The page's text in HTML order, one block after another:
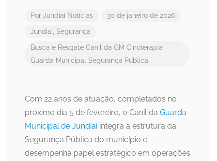
Por Jundiaí Notícias 30 de janeiro de 2026
Jundiaí, Segurança
Busca e Resgate Canil da GM Cinoterapia
Guarda Municipal Segurança Pública
Com 22 anos de atuação, completados no
próximo dia 5 de fevereiro, o Canil da Guarda
Municipal de Jundiaíintegra a estrutura da
Segurança Pública do município e
desempenha papel estratégico em operações